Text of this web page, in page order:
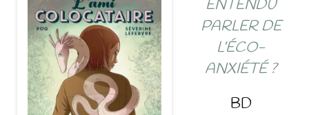
ENTENDU
PARLER DE
L’ÉCO-
ANXIÉTÉ ?
BD